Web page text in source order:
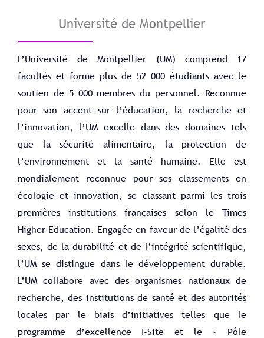
Université de Montpellier
L’Université de Montpellier (UM) comprend 17
facultés et forme plus de 52 000 étudiants avec le
soutien de 5 000 membres du personnel. Reconnue
pour son accent sur l’éducation, la recherche et
l’innovation, l’UM excelle dans des domaines tels
que la sécurité alimentaire, la protection de
l’environnement et la santé humaine. Elle est
mondialement reconnue pour ses classements en
écologie et innovation, se classant parmi les trois
premières institutions françaises selon le Times
Higher Education. Engagée en faveur de l’égalité des
sexes, de la durabilité et de l’intégrité scientifique,
l’UM se distingue dans le développement durable.
L’UM collabore avec des organismes nationaux de
recherche, des institutions de santé et des autorités
locales par le biais d’initiatives telles que le
programme d’excellence I-Site et le « Pôle